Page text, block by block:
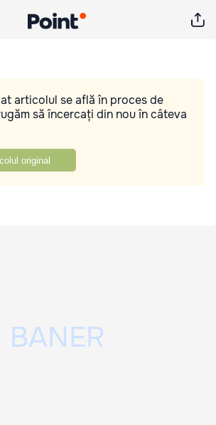
articolul se află în proces de
să încercați din nou în câteva
original